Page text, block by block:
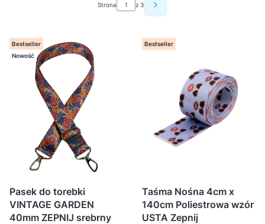
Strona z 3
Następne produkty
Bestseller
Nowość
Pasek do torebki
VINTAGE GARDEN
40mm ZEPNIJ srebrny
Bestseller
Taśma Nośna 4cm x
140cm Poliestrowa wzór
USTA Zepnij